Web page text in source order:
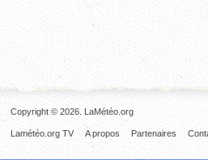
Copyright © 2026. LaMétéo.org
Partenaires
A propos
Lamétéo.org TV